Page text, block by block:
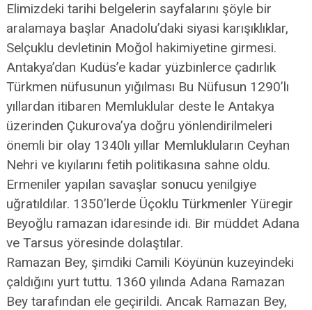
Elimizdeki tarihi belgelerin sayfalarını şöyle bir
aralamaya başlar Anadolu’daki siyasi karışıklıklar,
Selçuklu devletinin Moğol hakimiyetine girmesi.
Antakya’dan Kudüs’e kadar yüzbinlerce çadırlık
Türkmen nüfusunun yığılması Bu Nüfusun 1290’lı
yıllardan itibaren Memluklular deste le Antakya
üzerinden Çukurova’ya doğru yönlendirilmeleri
önemli bir olay 1340lı yıllar Memlukluların Ceyhan
Nehri ve kıyılarını fetih politikasına sahne oldu.
Ermeniler yapılan savaşlar sonucu yenilgiye
uğratıldılar. 1350’lerde Üçoklu Türkmenler Yüregir
Beyoğlu ramazan idaresinde idi. Bir müddet Adana
ve Tarsus yöresinde dolaştılar.
Ramazan Bey, şimdiki Camili Köyünün kuzeyindeki
çaldığını yurt tuttu. 1360 yılında Adana Ramazan
Bey tarafından ele geçirildi. Ancak Ramazan Bey,